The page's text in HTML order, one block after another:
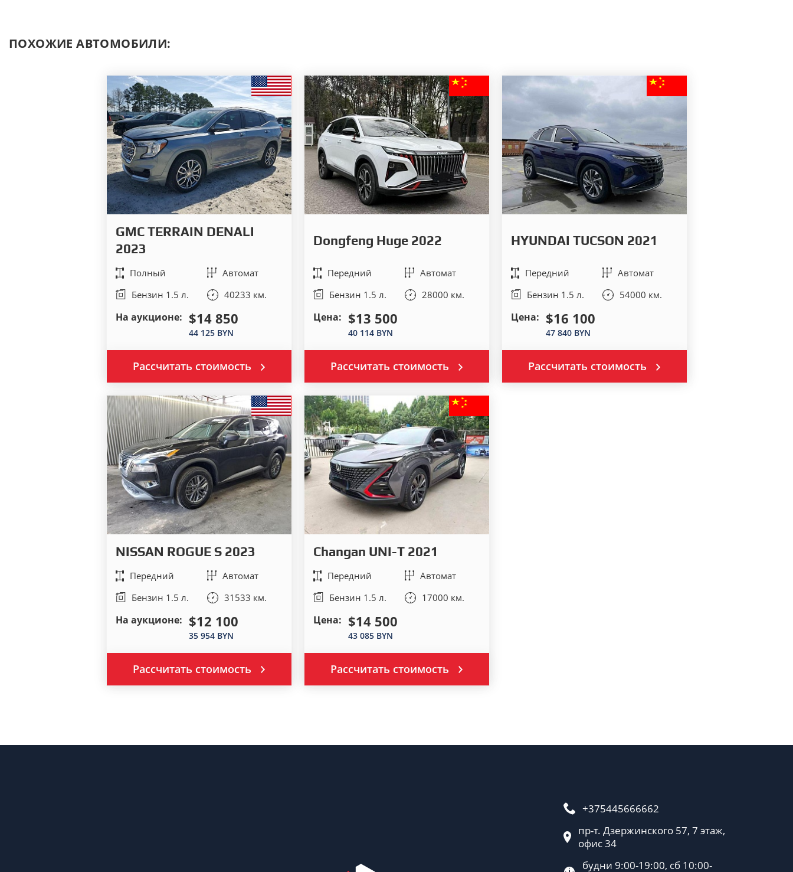
ПОХОЖИЕ АВТОМОБИЛИ:
GMC TERRAIN DENALI
2023
Полный
Автомат
Бензин 1.5 л.
40233 км.
На аукционе: $14 850
44 125 BYN
Рассчитать стоимость
Dongfeng Huge 2022
Передний
Автомат
Бензин 1.5 л.
28000 км.
Цена: $13 500
40 114 BYN
Рассчитать стоимость
HYUNDAI TUCSON 2021
Передний
Автомат
Бензин 1.5 л.
54000 км.
Цена: $16 100
47 840 BYN
Рассчитать стоимость
NISSAN ROGUE S 2023
Передний
Автомат
Бензин 1.5 л.
31533 км.
На аукционе: $12 100
35 954 BYN
Рассчитать стоимость
Changan UNI-T 2021
Передний
Автомат
Бензин 1.5 л.
17000 км.
Цена: $14 500
43 085 BYN
Рассчитать стоимость
+375445666662
пр-т. Дзержинского 57, 7 этаж,
офис 34
будни 9:00-19:00, сб 10:00-